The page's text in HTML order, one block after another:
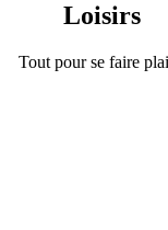
Loisirs
Tout pour se faire